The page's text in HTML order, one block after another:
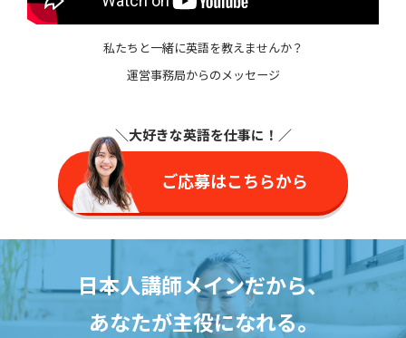
私たちと一緒に英語を教えませんか？
運営事務局からのメッセージ
＼大好きな英語を仕事に ！／
ご応募はこちらから
日本人講師メインだから、
あなたが主役になれる。